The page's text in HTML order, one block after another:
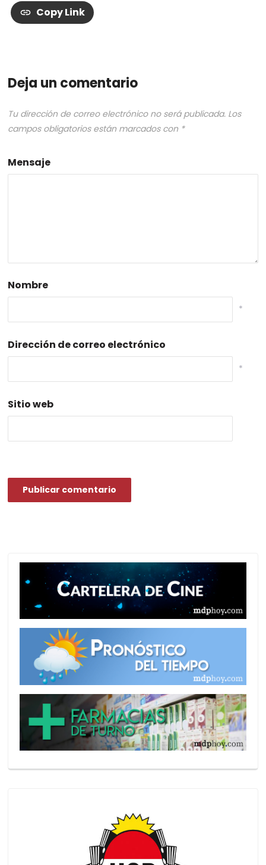
Copy Link
Deja un comentario
Tu dirección de correo electrónico no será publicada. Los
campos obligatorios están marcados con *
Mensaje
Nombre
*
Dirección de correo electrónico
*
Sitio web